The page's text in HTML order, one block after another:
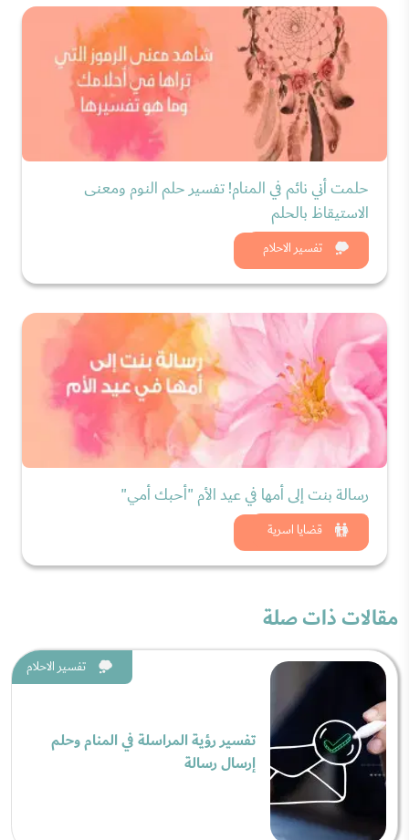
تفسير الاحلام
حلمت أني نائم في المنام! تفسير حلم النوم ومعنى
الاستيقاظ بالحلم
شاهد الان
قضايا اسرية
رسالة بنت إلى أمها في عيد الأم "أحبك أمي"
شاهد الان
مقالات ذات صلة
تفسير الاحلام
تفسير رؤية المراسلة في المنام وحلم
إرسال رسالة